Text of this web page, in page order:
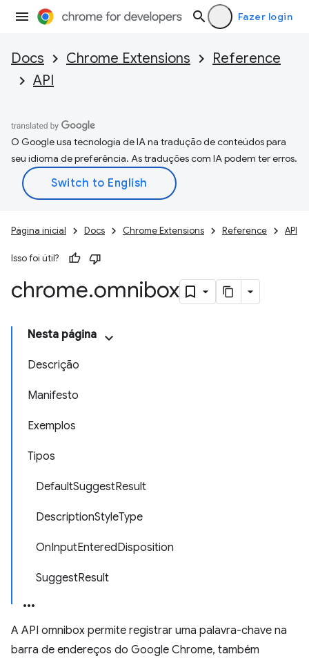
Fazer login
Docs Chrome Extensions
Reference
API
O Google usa tecnologia de IA na tradução de conteúdos para
seu idioma de preferência. As traduções com IA podem ter erros.
Página inicial Docs Chrome Extensions Reference API
Isso foi útil?
chrome.omnibox
Nesta página
Descrição
Manifesto
Exemplos
Tipos
DefaultSuggestResult
DescriptionStyleType
OnInputEnteredDisposition
SuggestResult
A API omnibox permite registrar uma palavra-chave na
barra de endereços do Google Chrome, também